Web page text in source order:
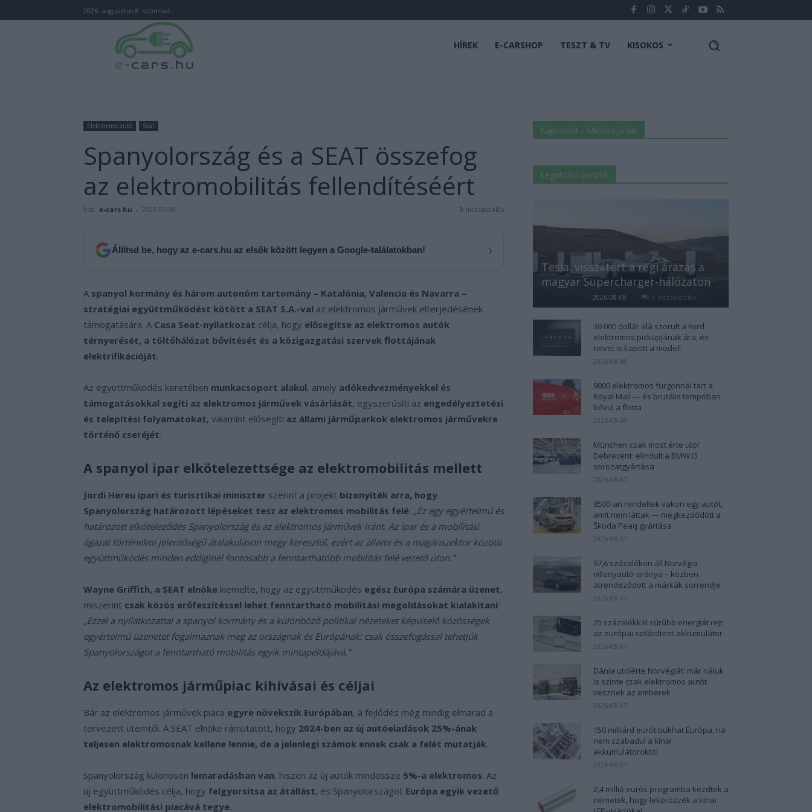
2026. augusztus 8. szombat
HÍREK E-CARSHOP TESZT & TV KISOKOS
Elektromos autó Seat
Spanyolország és a SEAT összefog
az elektromobilitás fellendítéséért
Írta: e-cars.hu - 2025-03-09 0 hozzászólás
Állítsd be, hogy az e-cars.hu az elsők között legyen a Google-találatokban! ›
A spanyol kormány és három autonóm tartomány – Katalónia, Valencia és Navarra –
stratégiai együttműködést kötött a SEAT S.A.-val az elektromos járművek elterjedésének
támogatására. A Casa Seat-nyilatkozat célja, hogy elősegítse az elektromos autók
térnyerését, a töltőhálózat bővítését és a közigazgatási szervek flottájának
elektrifikációját.
Az együttműködés keretében munkacsoport alakul, amely adókedvezményekkel és
támogatásokkal segíti az elektromos járművek vásárlását, egyszerűsíti az engedélyeztetési
és telepítési folyamatokat, valamint elősegíti az állami járműparkok elektromos járművekre
történő cseréjét.
A spanyol ipar elkötelezettsége az elektromobilitás mellett
Jordi Hereu ipari és turisztikai miniszter szerint a projekt bizonyíték arra, hogy
Spanyolország határozott lépéseket tesz az elektromos mobilitás felé: „Ez egy egyértelmű és
határozott elköteleződés Spanyolország és az elektromos járművek iránt. Az ipar és a mobilitási
ágazat történelmi jelentőségű átalakuláson megy keresztül, ezért az állami és a magánszektor közötti
együttműködés minden eddiginél fontosabb a fenntarthatóbb mobilitás felé vezető úton.”
Wayne Griffith, a SEAT elnöke kiemelte, hogy az együttműködés egész Európa számára üzenet,
miszerint csak közös erőfeszítéssel lehet fenntartható mobilitási megoldásokat kialakítani:
„Ezzel a nyilatkozattal a spanyol kormány és a különböző politikai nézeteket képviselő közösségek
egyértelmű üzenetet fogalmaznak meg az országnak és Európának: csak összefogással tehetjük
Spanyolországot a fenntartható mobilitás egyik mintapéldájává.”
Az elektromos járműpiac kihívásai és céljai
Bár az elektromos járművek piaca egyre növekszik Európában, a fejlődés még mindig elmarad a
tervezett ütemtől. A SEAT elnöke rámutatott, hogy 2024-ben az új autóeladások 25%-ának
teljesen elektromosnak kellene lennie, de a jelenlegi számok ennek csak a felét mutatják.
Spanyolország különösen lemaradásban van, hiszen az új autók mindössze 5%-a elektromos. Az
új együttműködés célja, hogy felgyorsítsa az átállást, és Spanyolországot Európa egyik vezető
elektromobilitási piacává tegye.
Kapcsolat - Médiaajánlat
Legutolsó postok
Tesla: visszatért a régi árazás a
magyar Supercharger-hálózaton
- 2026-08-08 0 hozzászólás
30 000 dollár alá szorult a Ford
elektromos pickupjának ára, és
nevet is kapott a modell
2026-08-08
9000 elektromos furgonnál tart a
Royal Mail — és brutális tempóban
bővül a flotta
2026-08-08
München csak most érte utol
Debrecent: elindult a BMW i3
sorozatgyártása
2026-08-07
8500-an rendeltek vakon egy autót,
amit nem láttak — megkezdődött a
Škoda Peaq gyártása
2026-08-07
97,6 százalékon áll Norvégia
villanyautó-aránya – közben
átrendeződött a márkák sorrendje
2026-08-07
25 százalékkal sűrűbb energiát rejt
az európai szilárdtest-akkumulátor
2026-08-07
Dánia utolérte Norvégiát: már náluk
is szinte csak elektromos autót
vesznek az emberek
2026-08-07
150 milliárd eurót bukhat Európa, ha
nem szabadul a kínai
akkumulátoroktól
2026-08-07
2,4 millió eurós programba kezdtek a
németek, hogy lekörözzék a kínai